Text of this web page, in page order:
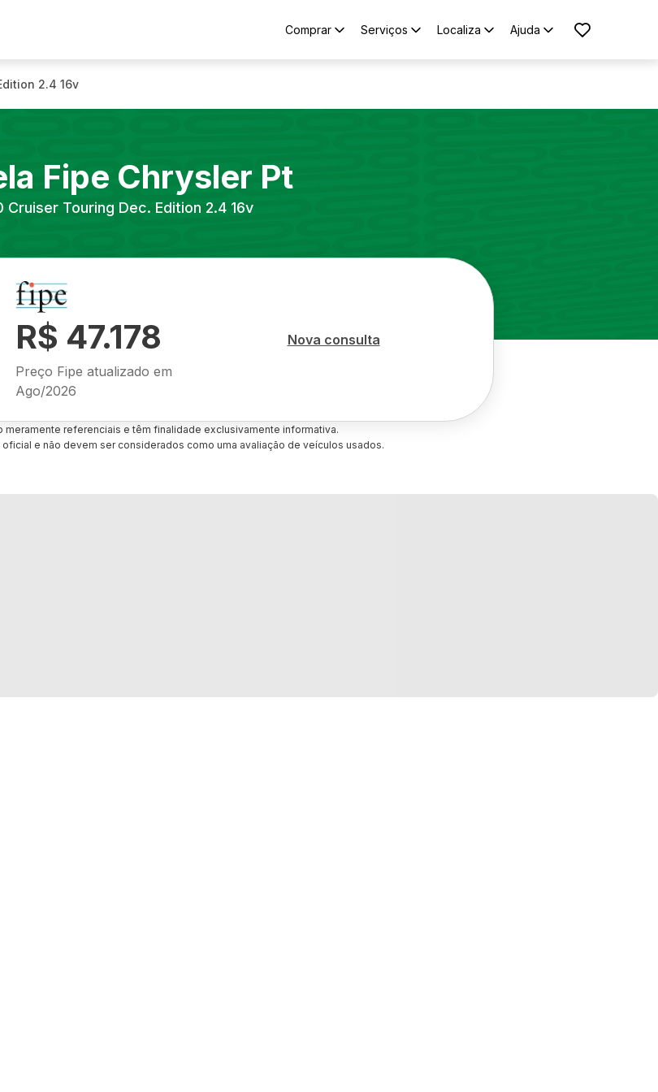
Comprar Serviços Localiza Ajuda
2.4 16v
Fipe Chrysler Pt
Cruiser Touring Dec. Edition 2.4 16v
R$ 47.178
Preço Fipe atualizado em
Ago/2026
Nova consulta
meramente referenciais e têm finalidade exclusivamente informativa.
e não devem ser considerados como uma avaliação de veículos usados.